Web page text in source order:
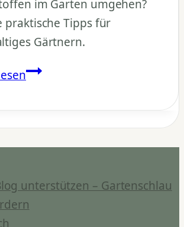
im Garten umgehen?
praktische Tipps für
Gärtnern.
Plastik
Garten:
Umweltfreundlich
gärtnern
Müll
unterstützen – Gartenschlau